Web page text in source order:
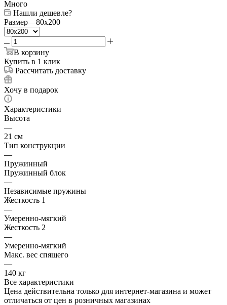
Много
Нашли дешевле?
Размер—80x200
В корзину
Купить в 1 клик
Рассчитать доставку
Хочу в подарок
Характеристики
Высота
—
21 см
Тип конструкции
—
Пружинный
Пружинный блок
—
Независимые пружины
Жесткость 1
—
Умеренно-мягкий
Жесткость 2
—
Умеренно-мягкий
Макс. вес спящего
—
140 кг
Все характеристики
Цена действительна только для интернет-магазина и может
отличаться от цен в розничных магазинах